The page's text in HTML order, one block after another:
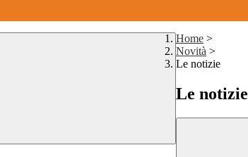
Home >
Novità >
Le notizie
Le notizie